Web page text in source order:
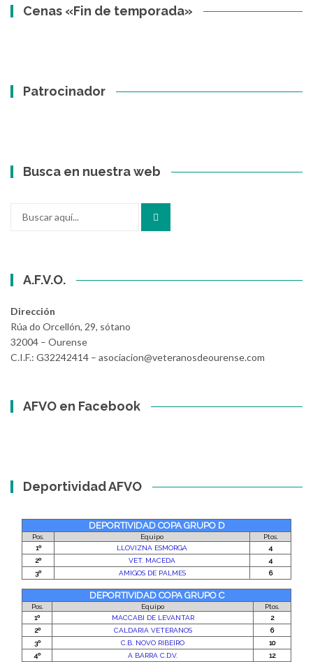
Cenas «Fin de temporada»
Patrocinador
Busca en nuestra web
A.F.V.O.
Dirección
Rúa do Orcellón, 29, sótano
32004 – Ourense
C.I.F.: G32242414 – asociacion@veteranosdeourense.com
AFVO en Facebook
Deportividad AFVO